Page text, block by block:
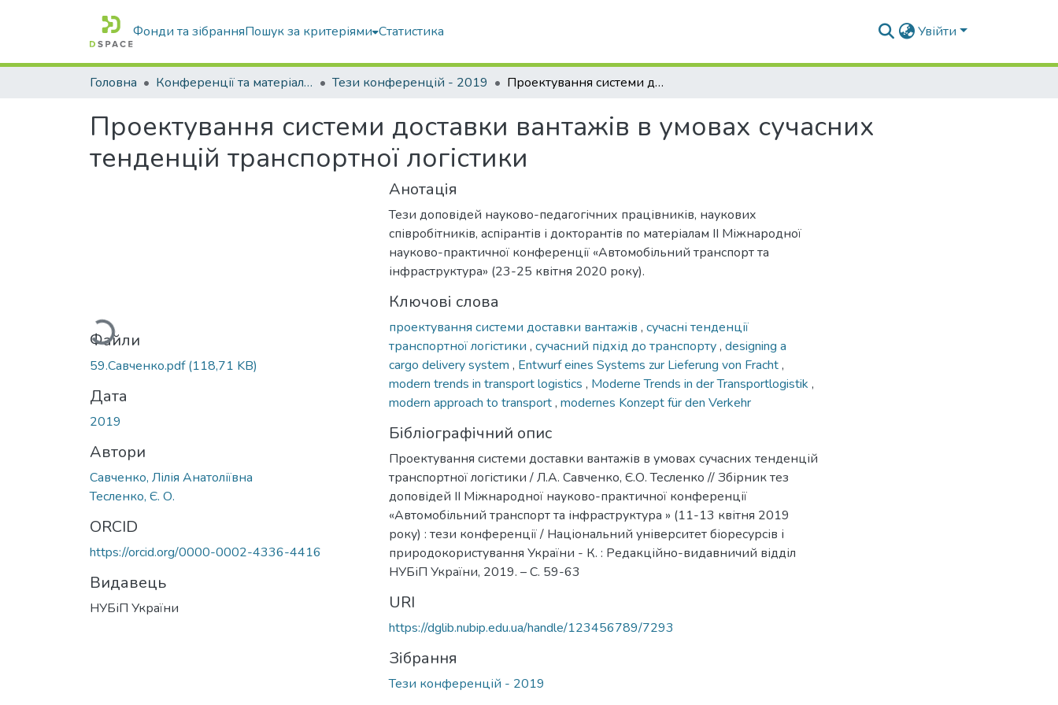
Фонди та зібранняПошук за критеріями Статистика Увійти
Головна Конференції та матеріали конференцій Тези конференцій - 2019 Проектування системи доставки вантажів в умовах сучасних тенденцій транспортної логістики
Проектування системи доставки вантажів в умовах сучасних
тенденцій транспортної логістики
Вантажиться...
Файли
59.Савченко.pdf(118,71 KB)
Дата
2019
Автори
Савченко, Лілія Анатоліївна
Тесленко, Є. О.
ORCID
https://orcid.org/0000-0002-4336-4416
Видавець
НУБіП України
Анотація
Тези доповідей науково-педагогічних працівників, наукових
співробітників, аспірантів і докторантів по матеріалам ІІ Міжнародної
науково-практичної конференції «Автомобільний транспорт та
інфраструктура» (23-25 квітня 2020 року).
Ключові слова
проектування системи доставки вантажів , сучасні тенденції
транспортної логістики , сучасний підхід до транспорту, designing a
cargo delivery system , Entwurf eines Systems zur Lieferung von Fracht,
modern trends in transport logistics , Moderne Trends in der Transportlogistik ,
modern approach to transport, modernes Konzept für den Verkehr
Бібліографічний опис
Проектування системи доставки вантажів в умовах сучасних тенденцій
транспортної логістики / Л.А. Савченко, Є.О. Тесленко // Збірник тез
доповідей ІІ Міжнародної науково-практичної конференції
«Автомобільний транспорт та інфраструктура » (11-13 квітня 2019
року) : тези конференції / Національний університет біоресурсів і
природокористування України - К. : Редакційно-видавничий відділ
НУБіП України, 2019. – C. 59-63
URI
https://dglib.nubip.edu.ua/handle/123456789/7293
Зібрання
Тези конференцій - 2019